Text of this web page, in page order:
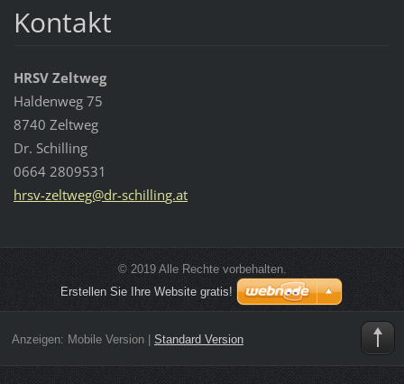
Kontakt
HRSV Zeltweg
Haldenweg 75
8740 Zeltweg
Dr. Schilling
0664 2809531
hrsv-zeltweg@dr-schilling.at
© 2019 Alle Rechte vorbehalten.
Erstellen Sie Ihre Website gratis!
Anzeigen: Mobile Version| Standard Version